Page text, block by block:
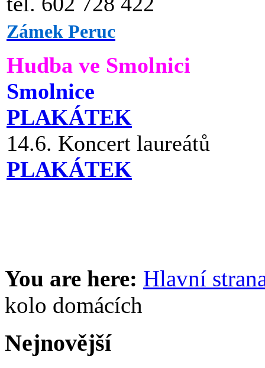
Zámek Peruc
Hudba ve Smolnici
Smolnice
PLAKÁTEK
14.6. Koncert laureátů
PLAKÁTEK
You are here: Hlavní
kolo domácích
Nejnovější